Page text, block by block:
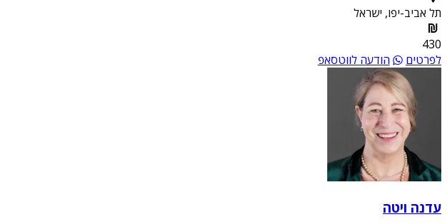
תל אביב-יפו, ישראל
430
לפרטים
הודעה לווטסאפ
עדנה ויטה